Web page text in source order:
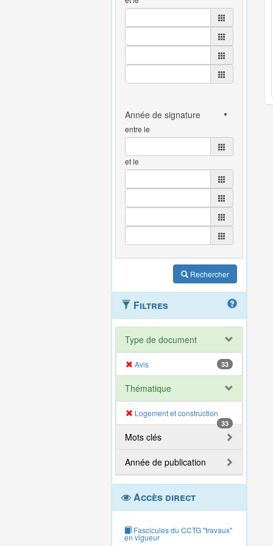
entre le
et le
Rechercher
Filtres
Type de document
Avis 33
Thématique
Logement et construction
33
Mots clés
Année de publication
Accès direct
Fascicules du CCTG "travaux"
en vigueur